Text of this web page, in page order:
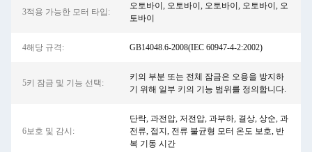
3적용 가능한 모터 타입:
오토바이, 오토바이, 오토바이, 오토바이, 오
토바이
4해당 규격: GB14048.6-2008(IEC 60947-4-2:2002)
5키 잠금 및 기능 선택:
키의 부분 또는 전체 잠금은 오용을 방지하
기 위해 일부 키의 기능 범위를 정의합니다.
6보호 및 감시:
단락, 과전압, 저전압, 과부하, 결상, 상순, 과
전류, 접지, 전류 불균형 모터 온도 보호, 반
복 기동 시간